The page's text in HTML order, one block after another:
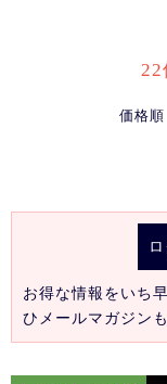
22
価格順
お得な情報をいち
ひメールマガジン